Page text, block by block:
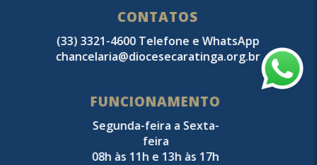
CONTATOS
(33) 3321-4600 Telefone e WhatsApp
chancelaria@diocesecaratinga.org.br
FUNCIONAMENTO
Segunda-feira a Sexta-
feira
08h às 11h e 13h às 17h